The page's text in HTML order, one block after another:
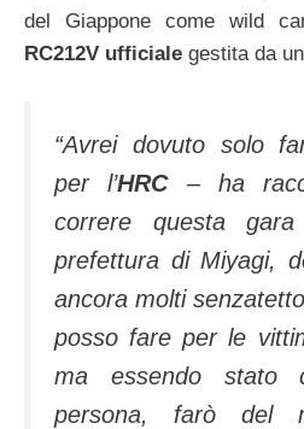
del Giappone come wild
RC212V ufficiale gestita da
“Avrei dovuto solo
per l’HRC– ha
correre questa
prefettura di Miyagi,
ancora molti
posso fare per le
ma essendo stato
persona, farò del